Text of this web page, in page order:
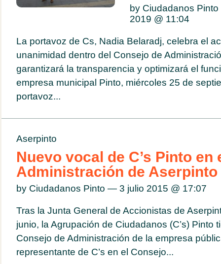
by Ciudadanos
2019 @ 11:04
La portavoz de Cs, Nadia Belaradj, celebra el
unanimidad dentro del Consejo de
garantizará la transparencia y optimizará el
empresa municipal Pinto, miércoles 25 de
portavoz...
Aserpinto
Nuevo vocal de C’s Pinto en
Administración de Aserpinto
by Ciudadanos Pinto — 3 julio 2015 @ 17:07
Tras la Junta General de Accionistas de
junio, la Agrupación de Ciudadanos (C’s) Pinto
Consejo de Administración de la empresa
representante de C’s en el Consejo...